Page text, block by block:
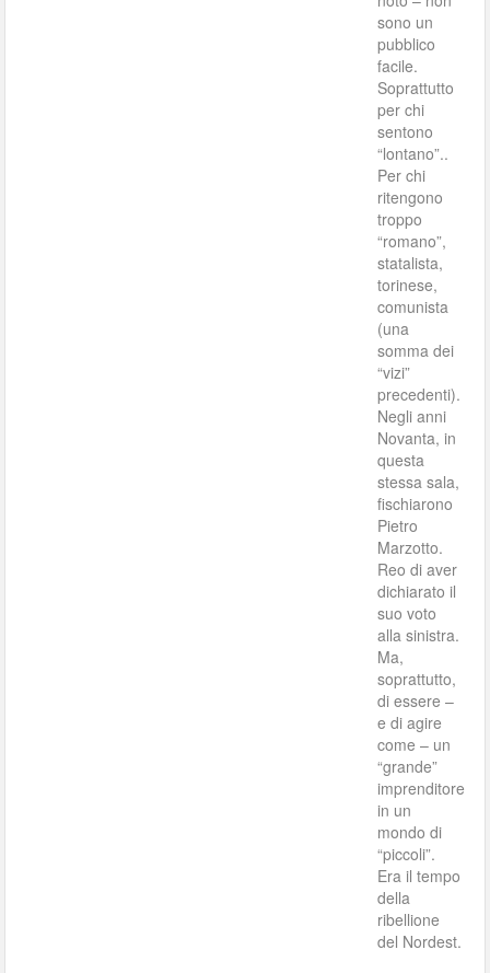
sono un
pubblico
facile.
Soprattutto
per chi
sentono
“lontano”..
Per chi
ritengono
troppo
“romano”,
statalista,
torinese,
comunista
(una
somma dei
“vizi”
precedenti).
Negli anni
Novanta, in
questa
stessa sala,
fischiarono
Pietro
Marzotto.
Reo di aver
dichiarato il
suo voto
alla sinistra.
Ma,
soprattutto,
di essere –
e di agire
come – un
“grande”
imprenditore
in un
mondo di
“piccoli”.
Era il tempo
della
ribellione
del Nordest.